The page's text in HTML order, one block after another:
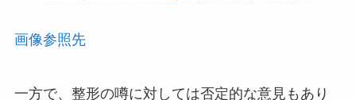
画像参照先
一方で、整形の噂に対しては否定的な意見もあり